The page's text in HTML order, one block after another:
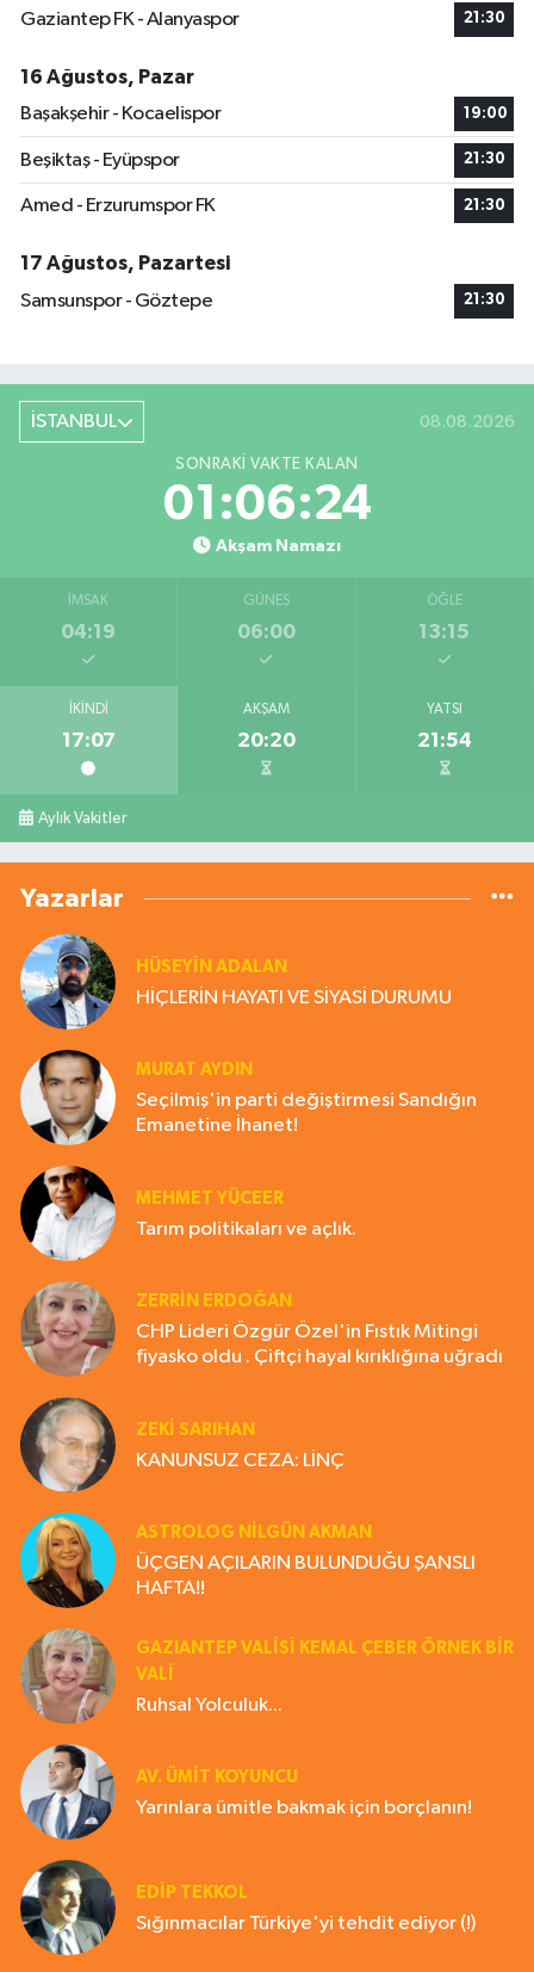
Gaziantep FK - Alanyaspor 21:30
16 Ağustos, Pazar
Başakşehir - Kocaelispor
19:00
Beşiktaş - Eyüpspor 21:30
Amed - Erzurumspor FK 21:30
17 Ağustos, Pazartesi
Samsunspor - Göztepe
21:30
İSTANBUL 08.08.2026
SONRAKI VAKTE KALAN
01:06:24
Akşam Namazı
İMSAK
04:19
GÜNEŞ
06:00
ÖĞLE
13:15
İKINDI
17:07
AKŞAM
20:20
YATSI
21:54
Aylık Vakitler
Yazarlar
HÜSEYIN ADALAN
HİÇLERİN HAYATI VE SİYASİ DURUMU
MURAT AYDIN
Seçilmiş'in parti değiştirmesi Sandığın
Emanetine İhanet!
MEHMET YÜCEER
Tarım politikaları ve açlık.
ZERRIN ERDOĞAN
CHP Lideri Özgür Özel'in Fıstık Mitingi
fiyasko oldu . Çiftçi hayal kırıklığına uğradı
ZEKI SARIHAN
KANUNSUZ CEZA: LİNÇ
ASTROLOG NILGÜN AKMAN
ÜÇGEN AÇILARIN BULUNDUĞU ŞANSLI
HAFTA!!
GAZIANTEP VALISI KEMAL ÇEBER ÖRNEK BİR
VALİ
Ruhsal Yolculuk...
AV. ÜMIT KOYUNCU
Yarınlara ümitle bakmak için borçlanın!
EDIP TEKKOL
Sığınmacılar Türkiye'yi tehdit ediyor (!)